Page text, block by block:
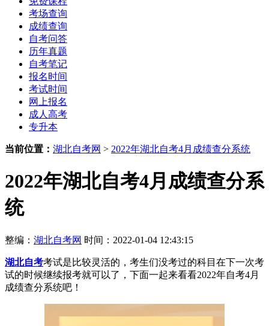
考场查询
成绩查询
自考问答
历年真题
自考笔记
报名时间
考试时间
网上报名
成人高考
专升本
当前位置： 湖北自考网 > 2022年湖北自考4月成绩查分系统
2022年湖北自考4月成绩查分系
统
整编： 湖北自考网 时间：2022-01-04 12:43:15
湖北自考考试是比较灵活的，考生们没考过的科目在下一次考
试的时候继续报考就可以了，下面一起来看看2022年自考4月
成绩查分系统吧！